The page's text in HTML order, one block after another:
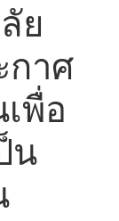
ย
กาศ
พื่อ
น